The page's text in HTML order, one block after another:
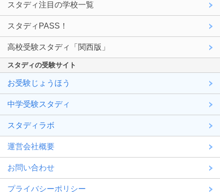
スタディ注目の学校一覧
スタディPASS！
高校受験スタディ「関西版」
スタディの受験サイト
お受験じょうほう
中学受験スタディ
スタディラボ
運営会社概要
お問い合わせ
プライバシーポリシー